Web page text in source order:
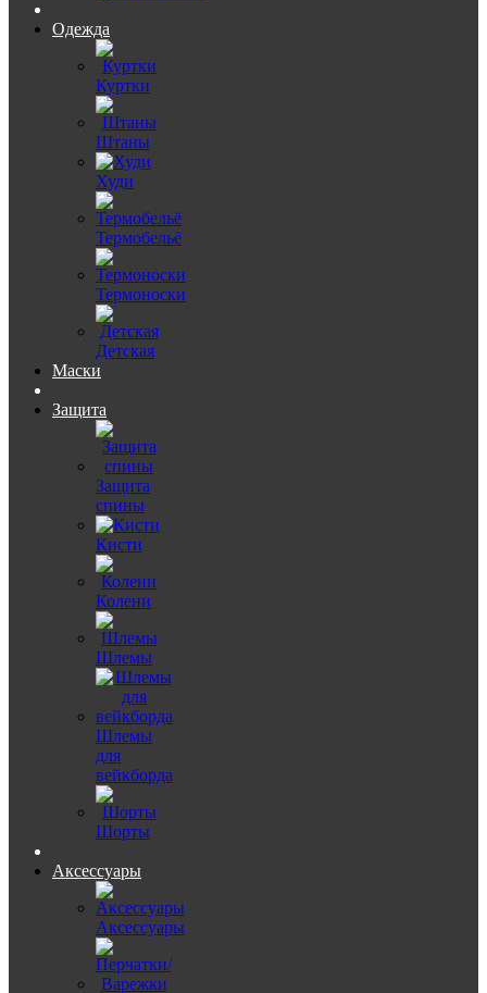
Одежда
Куртки
Штаны
Худи
Термобельё
Термоноски
Детская
Маски
Защита
Защита
спины
Кисти
Колени
Шлемы
Шлемы
для
вейкборда
Шорты
Аксессуары
Аксессуары